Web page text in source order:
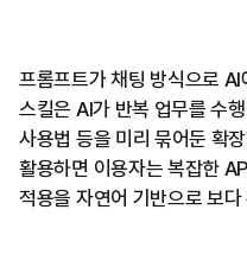
프롬프트가 채팅 방식으로
스킬은 AI가 반복 업무를 수
사용법 등을 미리 묶어둔 확
활용하면 이용자는 복잡한
적용을 자연어 기반으로 보